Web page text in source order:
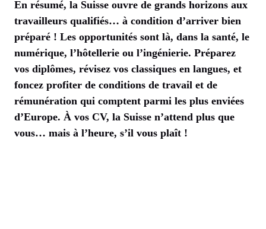
En résumé, la Suisse ouvre de grands horizons aux
travailleurs qualifiés… à condition d’arriver bien
préparé ! Les opportunités sont là, dans la santé, le
numérique, l’hôtellerie ou l’ingénierie. Préparez
vos diplômes, révisez vos classiques en langues, et
foncez profiter de conditions de travail et de
rémunération qui comptent parmi les plus enviées
d’Europe. À vos CV, la Suisse n’attend plus que
vous… mais à l’heure, s’il vous plaît !